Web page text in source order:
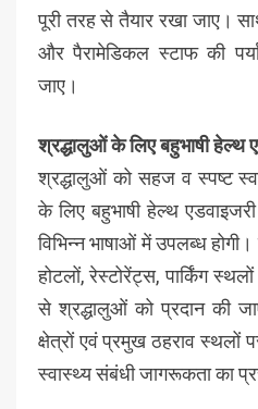
पूरी तरह से तैयार रखा जाए।
और पैरामेडिकल स्टाफ की
जाए।
श्रद्धालुओं के लिए बहुभाषी हेल्थ
श्रद्धालुओं को सहज व स्पष्ट
के लिए बहुभाषी हेल्थ
विभिन्न भाषाओं में उपलब्ध होगी।
होटलों, रेस्टोरेंट्स, पार्किंग
से श्रद्धालुओं को प्रदान की
क्षेत्रों एवं प्रमुख ठहराव स्थलों
स्वास्थ्य संबंधी जागरूकता का